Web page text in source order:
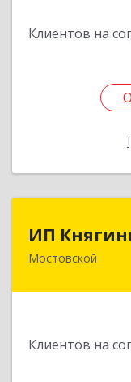
Клиентов на
ИП
Мостовской
Клиентов на
352570,